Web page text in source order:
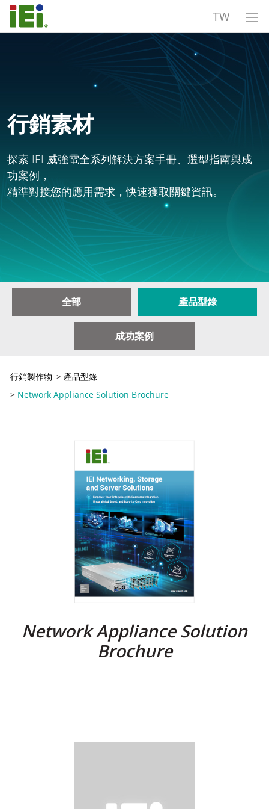
TW
行銷素材
探索 IEI 威強電全系列解決方案手冊、選型指南與成
功案例，
精準對接您的應用需求，快速獲取關鍵資訊。
全部 產品型錄
成功案例
行銷製作物 > 產品型錄
> Network Appliance Solution Brochure
Network Appliance Solution
Brochure